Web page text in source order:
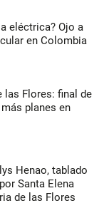
eléctrica? Ojo a
en Colombia
las Flores: final de
planes en
Henao, tablado
Santa Elena
de las Flores